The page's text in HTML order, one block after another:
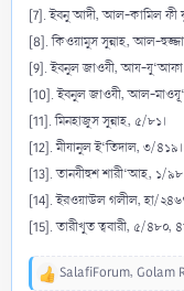
[7]. ইবনু আদী, আল-কামিল ফী
[8]. কিওয়ামুস সুন্নাহ, আল-
[9]. ইবনুল জাওযী, আয-যু‘আফা
[10]. ইবনুল জাওযী, আল-
[11]. মিনহাজুস সুন্নাহ, ৫/৮১।
[12]. মীযানুল ই‘তিদাল, ৩/৪১৯।
[13]. তানযীহুশ শারী‘আহ, ১/
[14]. ইরওয়াউল গলীল, হা/
[15]. তারীখুত ত্ববারী, ৫/৪৮০,
R
SalafiForum, Golam